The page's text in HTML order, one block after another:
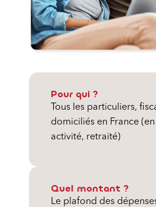
Pour qui ?
Tous les particuliers,
domiciliés en France
activité, retraité)
Quel montant ?
Le plafond des